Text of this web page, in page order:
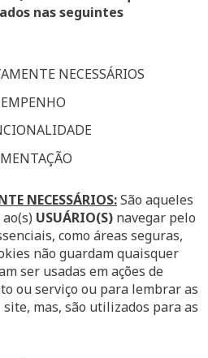
nas seguintes
NECESSÁRIOS
NECESSÁRIOS:São aqueles
USUÁRIO(S) navegar pelo
como áreas seguras,
não guardam quaisquer
ser usadas em ações de
ou serviço ou para lembrar as
mas, são utilizados para as